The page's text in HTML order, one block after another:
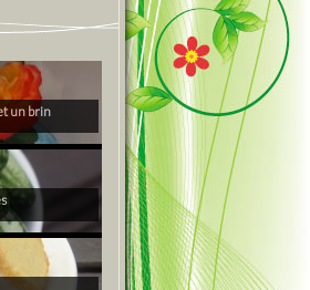
un brin